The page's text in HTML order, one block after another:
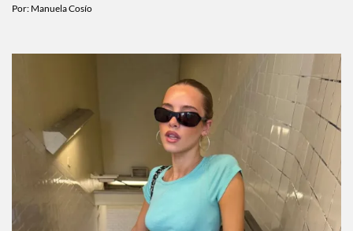
Por: Manuela Cosío